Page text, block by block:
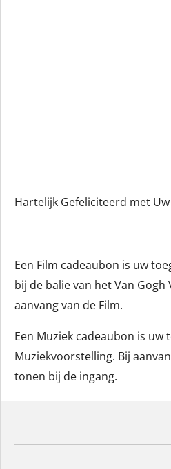
Hartelijk Gefeliciteerd met
Een Film cadeaubon is uw
bij de balie van het Van Gogh
aanvang van de Film.
Een Muziek cadeaubon is uw
Muziekvoorstelling. Bij
tonen bij de ingang.